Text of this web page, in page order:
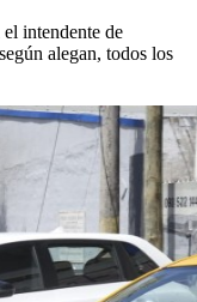
intendente de
alegan, todos los